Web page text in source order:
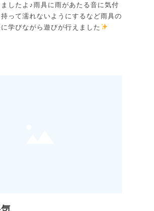
したよ♪雨具に雨があたる音に気付
って濡れないようにするなど雨具の
学びながら遊びが行えました